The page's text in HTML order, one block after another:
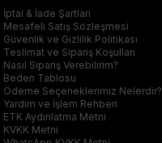
İptal & İade Şartları
Mesafeli Satış Sözleşmesi
Güvenlik ve Gizlilik Politikası
Teslimat ve Sipariş Koşulları
Nasıl Sipariş Verebilirim?
Beden Tablosu
Ödeme Seçeneklerimiz Nelerdir?
Yardım ve İşlem Rehberi
ETK Aydınlatma Metni
KVKK Metni